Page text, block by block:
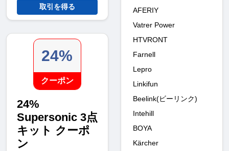
取引を得る
24%
クーポン
24%
Supersonic 3点
キット クーポ
ン
AFERIY
Vatrer Power
HTVRONT
Farnell
Lepro
Linkifun
Beelink(ビーリンク)
Intehill
BOYA
Kärcher